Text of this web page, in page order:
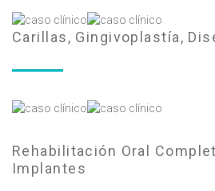
Carillas, Gingivoplastía,
Rehabilitación Oral
Implantes